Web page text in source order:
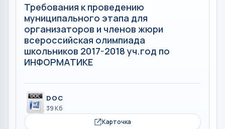
Требования к проведению
муниципального этапа для
организаторов и членов жюри
всероссийская олимпиада
школьников 2017-2018 уч.год по
ИНФОРМАТИКЕ
DOC
39 Кб
Карточка